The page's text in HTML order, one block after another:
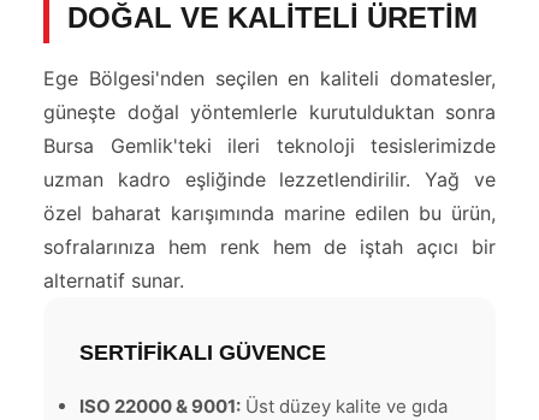
DOĞAL VE KALİTELİ ÜRETİM
Ege Bölgesi'nden seçilen en kaliteli domatesler,
güneşte doğal yöntemlerle kurutulduktan sonra
Bursa Gemlik'teki ileri teknoloji tesislerimizde
uzman kadro eşliğinde lezzetlendirilir. Yağ ve
özel baharat karışımında marine edilen bu ürün,
sofralarınıza hem renk hem de iştah açıcı bir
alternatif sunar.
SERTİFİKALI GÜVENCE
ISO 22000 & 9001: Üst düzey kalite ve gıda